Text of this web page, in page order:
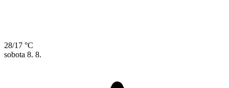
28/17 °C
sobota 8. 8.